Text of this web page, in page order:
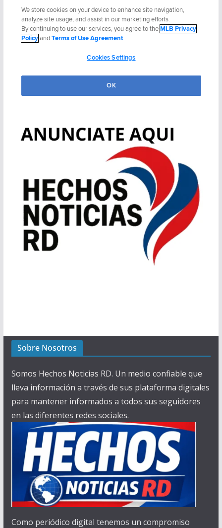
Sobre Nosotros
Somos Hechos Noticias RD. Un medio confiable que
lleva información a través de sus plataforma digitales
para mantener informados a todos sus seguidores
en las diferentes redes sociales.
Como periódico digital tenemos un compromiso